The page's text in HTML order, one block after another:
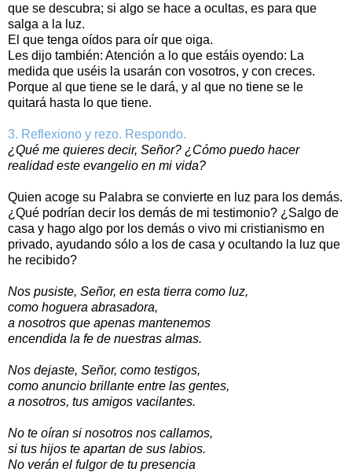
que se descubra; si algo se hace a ocultas, es para que
salga a la luz.
El que tenga oídos para oír que oiga.
Les dijo también: Atención a lo que estáis oyendo: La
medida que uséis la usarán con vosotros, y con creces.
Porque al que tiene se le dará, y al que no tiene se le
quitará hasta lo que tiene.
3. Reflexiono y rezo. Respondo.
¿Qué me quieres decir, Señor? ¿Cómo puedo hacer
realidad este evangelio en mi vida?
Quien acoge su Palabra se convierte en luz para los demás.
¿Qué podrían decir los demás de mi testimonio? ¿Salgo de
casa y hago algo por los demás o vivo mi cristianismo en
privado, ayudando sólo a los de casa y ocultando la luz que
he recibido?
Nos pusiste, Señor, en esta tierra como luz,
como hoguera abrasadora,
a nosotros que apenas mantenemos
encendida la fe de nuestras almas.
Nos dejaste, Señor, como testigos,
como anuncio brillante entre las gentes,
a nosotros, tus amigos vacilantes.
No te oíran si nosotros nos callamos,
si tus hijos te apartan de sus labios.
No verán el fulgor de tu presencia